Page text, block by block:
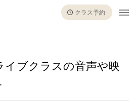
クラス予約
イブクラスの音声や映